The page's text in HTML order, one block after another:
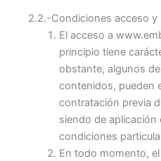
2.2.-Condiciones acceso y
El acceso a
principio tiene
obstante, algunos
contenidos, pueden
contratación previa
siendo de aplicación
condiciones
En todo momento,